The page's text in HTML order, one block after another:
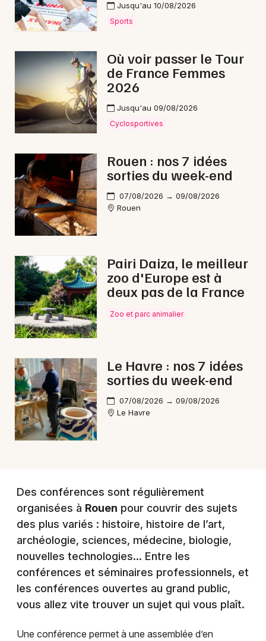
Magazine à Rouen
76 - Seine-Maritime
Mon email
Jusqu'au 10/08/2026
Sports
Où voir passer le Tour
de France Femmes
2026
Jusqu'au 09/08/2026
Cyclosportives
Rouen : nos 7 idées
sorties du week-end
07/08/2026 → 09/08/2026
Rouen
Pairi Daiza, le meilleur
zoo d'Europe est à
deux pas de la France
Zoo et parc animalier
Le Havre : nos 7 idées
sorties du week-end
07/08/2026 → 09/08/2026
Le Havre
Des conférences sont régulièrement
organisées à Rouen pour couvrir des sujets
des plus variés : histoire, histoire de l’art,
archéologie, sciences, médecine, biologie,
nouvelles technologies… Entre les
conférences et séminaires professionnels, et
les conférences ouvertes au grand public,
vous allez vite trouver un sujet qui vous plaît.
Une conférence permet à une assemblée d’en